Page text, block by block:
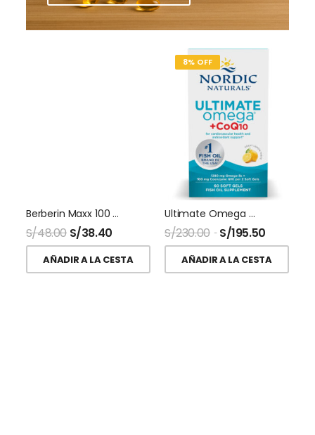
Berberin Maxx 100 Capsulas Naturalmaxx
S/48.00 S/38.40
AÑADIR A LA CESTA
8% OFF
Ultimate Omega + CoQ10 60 Softgel Nordic Naturals
S/230.00 S/195.50
AÑADIR A LA CESTA